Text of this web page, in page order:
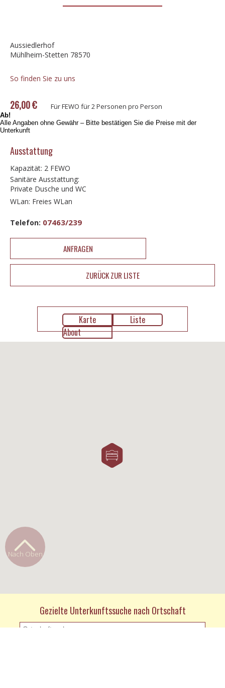
Aussiedlerhof
Mühlheim-Stetten 78570
So finden Sie zu uns
26,00 € Für FEWO für 2 Personen pro Person
Ab!
Alle Angaben ohne Gewähr – Bitte bestätigen Sie die Preise mit der
Unterkunft
Ausstattung
Kapazität: 2 FEWO
Sanitäre Ausstattung:
Private Dusche und WC
WLan: Freies WLan
Telefon: 07463/239
ANFRAGEN
ZURÜCK ZUR LISTE
Karte
Liste
About
Gezielte Unterkunftssuche nach Ortschaft
Nach Oben